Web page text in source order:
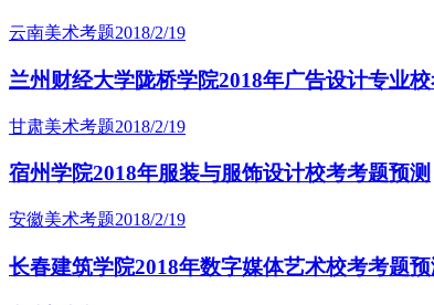
云南美术考题2018/2/19
兰州财经大学陇桥学院2018年广告设计专业校
甘肃美术考题2018/2/19
宿州学院2018年服装与服饰设计校考考题预测
安徽美术考题2018/2/19
长春建筑学院2018年数字媒体艺术校考考题预